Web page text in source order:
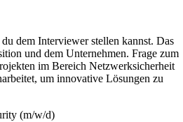
dem Interviewer stellen kannst. Das
und dem Unternehmen. Frage zum
im Bereich Netzwerksicherheit
um innovative Lösungen zu
(m/w/d)